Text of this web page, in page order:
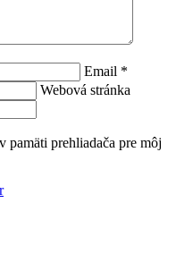
Email *
Webová stránka
pamäti prehliadača pre môj